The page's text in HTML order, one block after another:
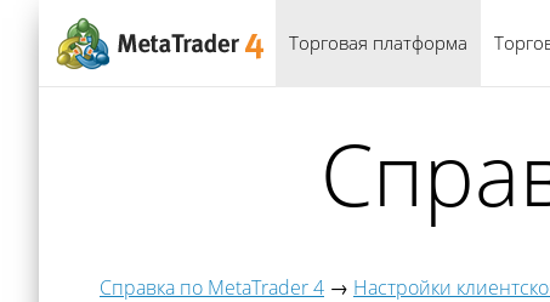
Торговая платформа
Справка по MetaTrader 4 → Настройки